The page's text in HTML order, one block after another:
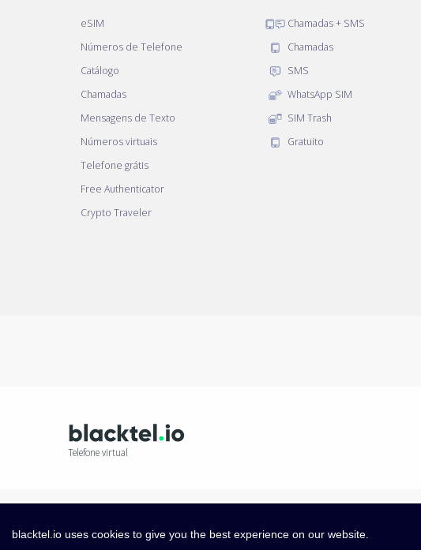
eSIM
Números de Telefone
Catálogo
Chamadas
Mensagens de Texto
Números virtuais
Telefone grátis
Free Authenticator
Crypto Traveler
Chamadas + SMS
Chamadas
SMS
WhatsApp SIM
SIM Trash
Gratuito
Telefone virtual
blacktel.io uses cookies to give you the best experience on our website.